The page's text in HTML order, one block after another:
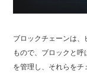
ブロックチェーンは
もので、ブロックと呼
を管理し、それらを